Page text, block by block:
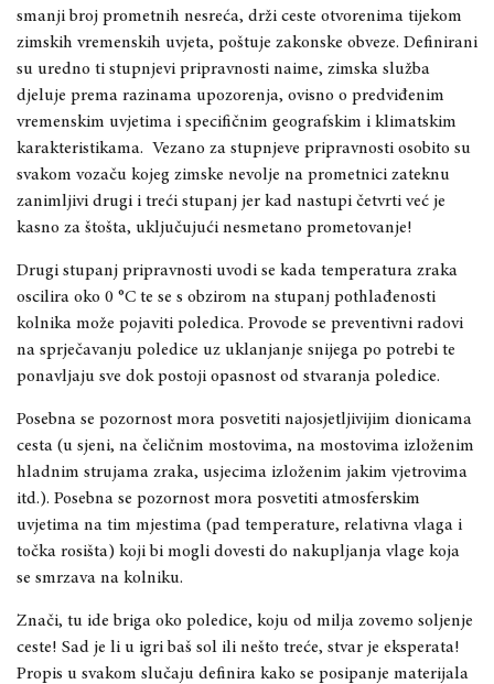
smanji broj prometnih nesreća, drži ceste otvorenima tijekom
zimskih vremenskih uvjeta, poštuje zakonske obveze. Definirani
su uredno ti stupnjevi pripravnosti naime, zimska služba
djeluje prema razinama upozorenja, ovisno o predviđenim
vremenskim uvjetima i specifičnim geografskim i klimatskim
karakteristikama. Vezano za stupnjeve pripravnosti osobito su
svakom vozaču kojeg zimske nevolje na prometnici zateknu
zanimljivi drugi i treći stupanj jer kad nastupi četvrti već je
kasno za štošta, uključujući nesmetano prometovanje!
Drugi stupanj pripravnosti uvodi se kada temperatura zraka
oscilira oko 0 °C te se s obzirom na stupanj pothlađenosti
kolnika može pojaviti poledica. Provode se preventivni radovi
na sprječavanju poledice uz uklanjanje snijega po potrebi te
ponavljaju sve dok postoji opasnost od stvaranja poledice.
Posebna se pozornost mora posvetiti najosjetljivijim dionicama
cesta (u sjeni, na čeličnim mostovima, na mostovima izloženim
hladnim strujama zraka, usjecima izloženim jakim vjetrovima
itd.). Posebna se pozornost mora posvetiti atmosferskim
uvjetima na tim mjestima (pad temperature, relativna vlaga i
točka rosišta) koji bi mogli dovesti do nakupljanja vlage koja
se smrzava na kolniku.
Znači, tu ide briga oko poledice, koju od milja zovemo soljenje
ceste! Sad je li u igri baš sol ili nešto treće, stvar je eksperata!
Propis u svakom slučaju definira kako se posipanje materijala